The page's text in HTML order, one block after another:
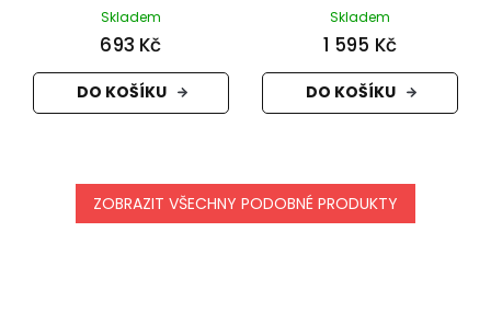
Skladem
693 Kč
DO KOŠÍKU
Skladem
1 595 Kč
DO KOŠÍKU
ZOBRAZIT VŠECHNY PODOBNÉ PRODUKTY